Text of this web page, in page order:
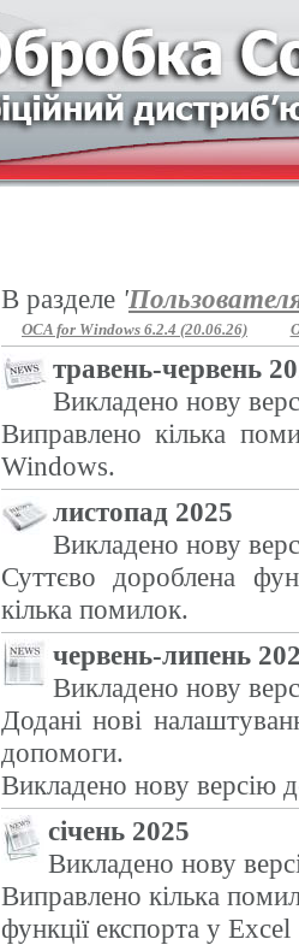
В разделе '
OCA for Windows 6.2.4 (20.06.26)
травень-червень
Викладено нову
Виправлено кілька
Windows.
листопад 2025
Викладено нову
Суттєво дороблена
кілька помилок.
червень-липень
Викладено нову
Додані нові
допомоги.
Викладено нову версію
січень 2025
Викладено нову
Виправлено кілька
функції експорта у Excel